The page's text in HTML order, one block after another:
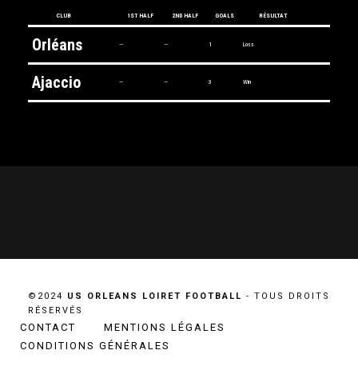
CLUB 1ST HALF 2ND HALF GOALS RÉSULTAT
Orléans — — 1 Loss
Ajaccio — — 3 Win
©2024 US ORLEANS LOIRET FOOTBALL - TOUS DROITS
RÉSERVÉS
CONTACT
MENTIONS LÉGALES
CONDITIONS GÉNÉRALES